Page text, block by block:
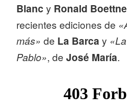
Blanc y Ronald
recientes ediciones de
más» de La Barca y
Pablo», de José María.